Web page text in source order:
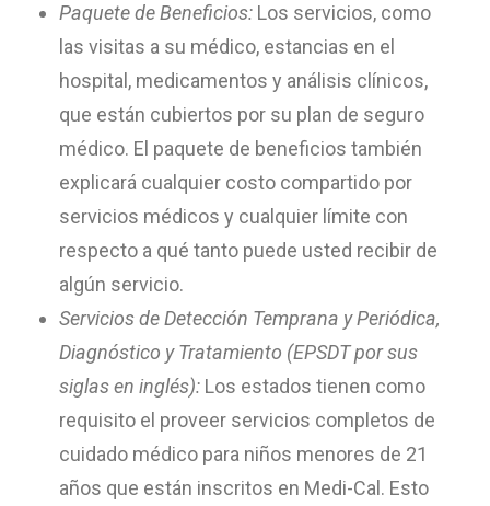
Paquete de Beneficios: Los servicios, como
las visitas a su médico, estancias en el
hospital, medicamentos y análisis clínicos,
que están cubiertos por su plan de seguro
médico. El paquete de beneficios también
explicará cualquier costo compartido por
servicios médicos y cualquier límite con
respecto a qué tanto puede usted recibir de
algún servicio.
Servicios de Detección Temprana y Periódica,
Diagnóstico y Tratamiento (EPSDT por sus
siglas en inglés): Los estados tienen como
requisito el proveer servicios completos de
cuidado médico para niños menores de 21
años que están inscritos en Medi-Cal. Esto